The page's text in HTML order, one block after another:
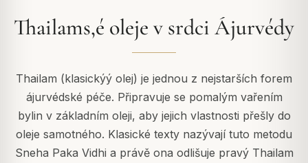
Thailams,é oleje v srdci Ájurvédy
Thailam (klasickýý olej) je jednou z nejstarších forem
ájurvédské péče. Připravuje se pomalým vařením
bylin v základním oleji, aby jejich vlastnosti přešly do
oleje samotného. Klasické texty nazývají tuto metodu
Sneha Paka Vidhi a právě ona odlišuje pravý Thailam